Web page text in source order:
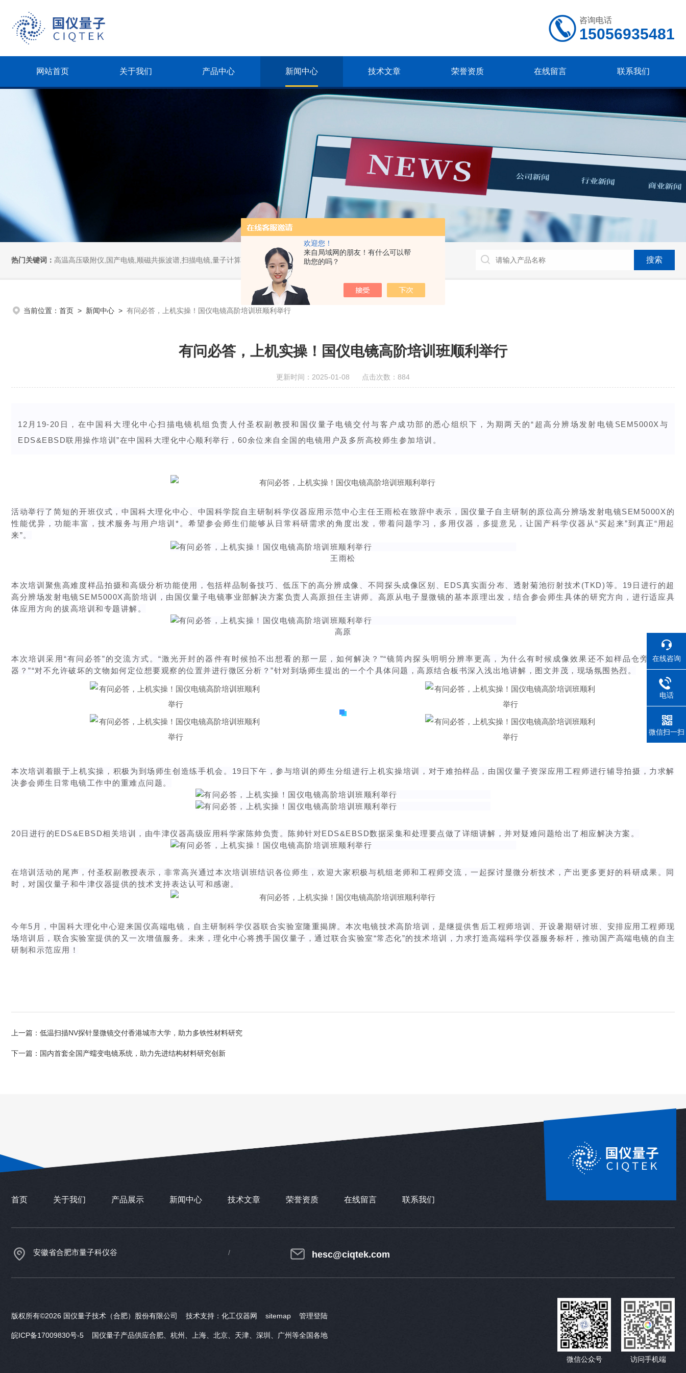
欢迎您！
来自局域网的朋友！有什么可以帮
助您的吗？
咨询电话
15056935481
网站首页 关于我们 产品中心 新闻中心 技术文章 荣誉资质 在线留言 联系我们
热门关键词： 高温高压吸附仪,国产电镜,顺磁共振波谱,扫描电镜,量子计算教学...
当前位置： 首页 > 新闻中心 > 有问必答，上机实操！国仪电镜高阶培训班顺利举行
有问必答，上机实操！国仪电镜高阶培训班顺利举行
更新时间：2025-01-08 点击次数：884
12月19-20日，在中国科大理化中心扫描电镜机组负责人付圣权副教授和国仪量子电镜交付与客户成功部的悉心组织下，为期两天的“超高分辨场发射电镜SEM5000X与
EDS&EBSD联用操作培训”在中国科大理化中心顺利举行， 60余位来自全国的电镜用户及多所高校师生参加培训。
活动举行了简短的开班仪式，中国科大理化中心、中国科学院自主研制科学仪器应用示范中心主任王雨松在致辞中表示，国仪量子自主研制的原位高分辨场发射电镜SEM5000X的
性能优异，功能丰富，技术服务与用户培训*。希望参会师生们能够从日常科研需求的角度出发，带着问题学习，多用仪器，多提意见，让国产科学仪器从“买起来”到真正“用起
来”。
王雨松
本次培训聚焦高难度样品拍摄和高级分析功能使用，包括样品制备技巧、低压下的高分辨成像、不同探头成像区别、EDS真实面分布、透射菊池衍射技术(TKD)等。19日进行的超
高分辨场发射电镜SEM5000X高阶培训，由国仪量子电镜事业部解决方案负责人高原担任主讲师。高原从电子显微镜的基本原理出发，结合参会师生具体的研究方向，进行适应具
体应用方向的拔高培训和专题讲解。
高原
本次培训采用“有问必答”的交流方式。“激光开封的器件有时候拍不出想看的那一层，如何解决？”“镜筒内探头明明分辨率更高，为什么有时候成像效果还不如样品仓旁侧探测
器？”“对不允许破坏的文物如何定位想要观察的位置并进行微区分析？”针对到场师生提出的一个个具体问题，高原结合板书深入浅出地讲解，图文并茂，现场氛围热烈。
本次培训着眼于上机实操，积极为到场师生创造练手机会。19日下午，参与培训的师生分组进行上机实操培训，对于难拍样品，由国仪量子资深应用工程师进行辅导拍摄，力求解
决参会师生日常电镜工作中的重难点问题。
20日进行的EDS&EBSD相关培训，由牛津仪器高级应用科学家陈帅负责。陈帅针对EDS&EBSD数据采集和处理要点做了详细讲解，并对疑难问题给出了相应解决方案。
在培训活动的尾声，付圣权副教授表示，非常高兴通过本次培训班结识各位师生，欢迎大家积极与机组老师和工程师交流，一起探讨显微分析技术，产出更多更好的科研成果。同
时，对国仪量子和牛津仪器提供的技术支持表达认可和感谢。
今年5月，中国科大理化中心迎来国仪高端电镜，自主研制科学仪器联合实验室隆重揭牌。本次电镜技术高阶培训，是继提供售后工程师培训、开设暑期研讨班、安排应用工程师现
场培训后，联合实验室提供的又一次增值服务。未来，理化中心将携手国仪量子，通过联合实验室“常态化”的技术培训，力求打造高端科学仪器服务标杆，推动国产高端电镜的自主
研制和示范应用！
上一篇： 低温扫描NV探针显微镜交付香港城市大学，助力多铁性材料研究
下一篇： 国内首套全国产蠕变电镜系统，助力先进结构材料研究创新
首页 关于我们 产品展示 新闻中心 技术文章 荣誉资质 在线留言 联系我们
安徽省合肥市量子科仪谷 hesc@ciqtek.com
版权所有©2026 国仪量子技术（合肥）股份有限公司 技术支持： 化工仪器网 sitemap 管理登陆
皖ICP备17009830号-5 国仪量子产品供应合肥、杭州、上海、北京、天津、深圳、广州等全国各地
微信公众号 访问手机端
在线咨询
电话
微信扫一扫